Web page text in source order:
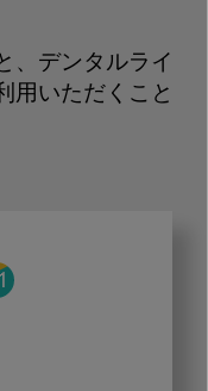
、デンタルライ
用いただくこと